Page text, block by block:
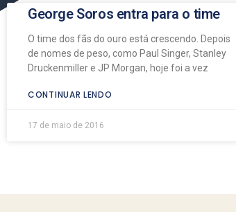
George Soros entra para o time
O time dos fãs do ouro está crescendo. Depois
de nomes de peso, como Paul Singer, Stanley
Druckenmiller e JP Morgan, hoje foi a vez
CONTINUAR LENDO
17 de maio de 2016